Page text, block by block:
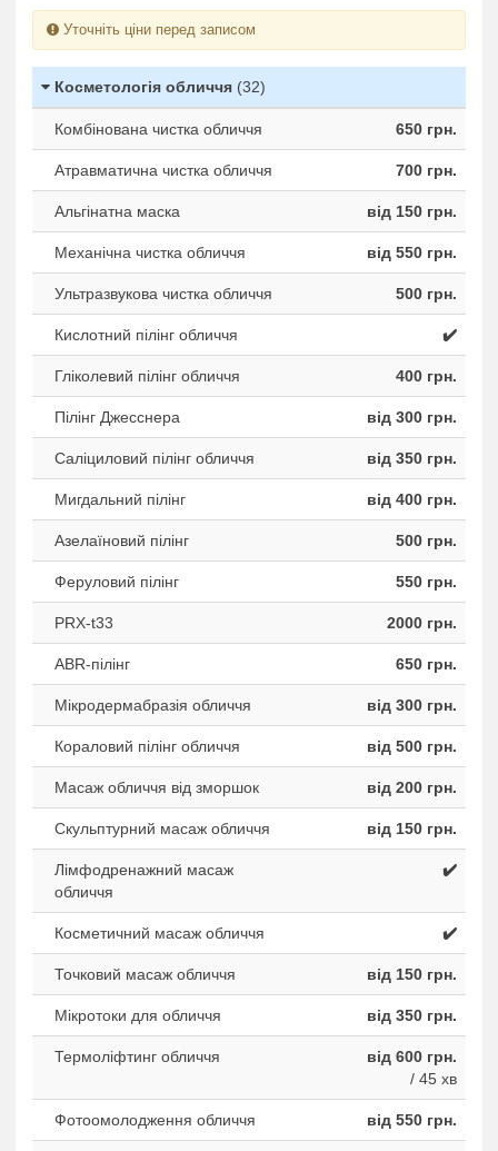
Уточніть ціни перед записом
Косметологія обличчя (32)
Комбінована чистка обличчя 650 грн.
Атравматична чистка обличчя 700 грн.
Альгінатна маска від 150 грн.
Механічна чистка обличчя від 550 грн.
Ультразвукова чистка обличчя 500 грн.
Кислотний пілінг обличчя ✔️
Гліколевий пілінг обличчя 400 грн.
Пілінг Джесснера від 300 грн.
Саліциловий пілінг обличчя від 350 грн.
Мигдальний пілінг від 400 грн.
Азелаїновий пілінг 500 грн.
Феруловий пілінг 550 грн.
PRX-t33 2000 грн.
ABR-пiлiнг 650 грн.
Мікродермабразія обличчя від 300 грн.
Кораловий пілінг обличчя від 500 грн.
Масаж обличчя від зморшок від 200 грн.
Скульптурний масаж обличчя від 150 грн.
Лімфодренажний масаж
обличчя
✔️
Косметичний масаж обличчя ✔️
Точковий масаж обличчя від 150 грн.
Мікротоки для обличчя від 350 грн.
Термоліфтинг обличчя
від 600 грн.
/ 45 хв
Фотоомолодження обличчя від 550 грн.